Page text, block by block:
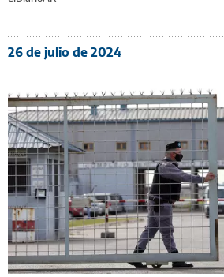
26 de julio de 2024